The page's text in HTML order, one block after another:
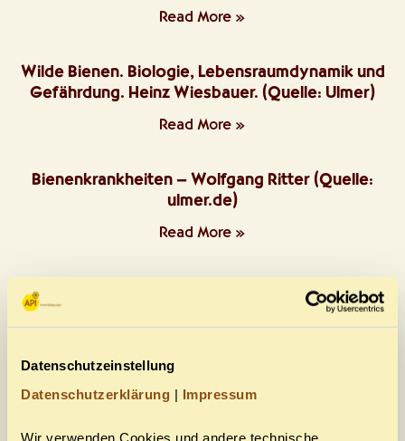
Datenschutzeinstellung
Datenschutzerklärung | Impressum
Wir verwenden Cookies und andere technische
Read More »
Wilde Bienen. Biologie, Lebensraumdynamik und
Gefährdung. Heinz Wiesbauer. (Quelle: Ulmer)
Read More »
Bienenkrankheiten – Wolfgang Ritter (Quelle:
ulmer.de)
Read More »
Bienenwachs. Gewinnen, verarbeiten, vielseitig
verwenden – Armin Spürgin (Quelle: 2bienen.de)
Tagebuch einer Biene Frederking & Thaler